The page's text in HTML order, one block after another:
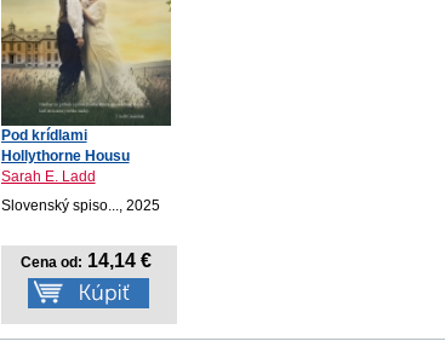
Pod krídlami
Hollythorne Housu
Sarah E. Ladd
Slovenský spiso..., 2025
Cena od: 14,14 €